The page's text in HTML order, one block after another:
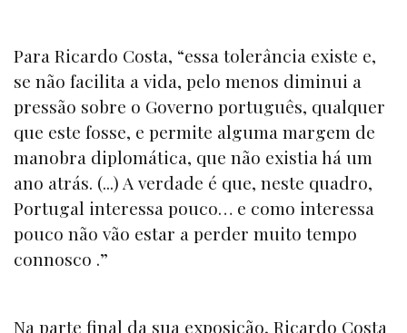
Para Ricardo Costa, “essa tolerância existe e,
se não facilita a vida, pelo menos diminui a
pressão sobre o Governo português, qualquer
que este fosse, e permite alguma margem de
manobra diplomática, que não existia há um
ano atrás. (...) A verdade é que, neste quadro,
Portugal interessa pouco… e como interessa
pouco não vão estar a perder muito tempo
connosco .”
Na parte final da sua exposição, Ricardo Costa